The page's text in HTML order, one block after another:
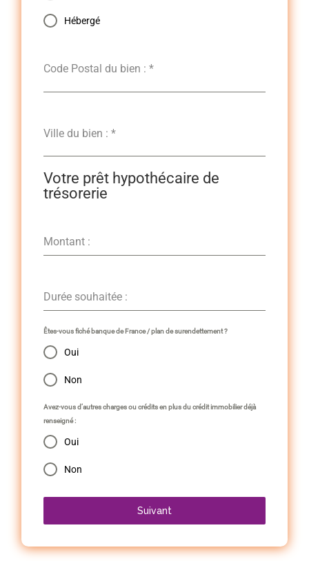
Hébergé
Code Postal du bien :*
Ville du bien :*
Votre prêt hypothécaire de
trésorerie
Montant :
Durée souhaitée :
Êtes-vous fiché banque de France / plan de surendettement ?
Oui
Non
Avez-vous d’autres charges ou crédits en plus du crédit immobilier déjà
renseigné :
Oui
Non
Suivant